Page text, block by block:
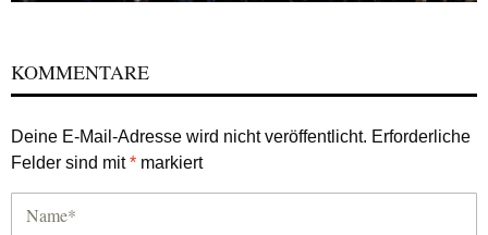
KOMMENTARE
Deine E-Mail-Adresse wird nicht veröffentlicht. Erforderliche
Felder sind mit* markiert